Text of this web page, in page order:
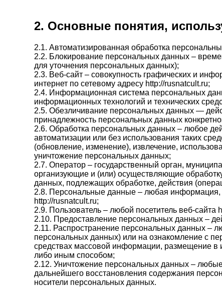
2. Основные понятия,
2.1. Автоматизированная обработка
2.2. Блокирование персональных данных –
для уточнения персональных данных);
2.3. Веб-сайт – совокупность графических и
интернет по сетевому адресу http://rusnatcult.ru;
2.4. Информационная система персональных
информационных технологий и технических
2.5. Обезличивание персональных данных —
принадлежность персональных данных
2.6. Обработка персональных данных – любое
автоматизации или без использования таких
(обновление, изменение), извлечение,
уничтожение персональных данных;
2.7. Оператор – государственный орган,
организующие и (или) осуществляющие
данных, подлежащих обработке, действия
2.8. Персональные данные – любая информация,
http://rusnatcult.ru;
2.9. Пользователь – любой посетитель веб-сайта
2.10. Предоставление персональных данных –
2.11. Распространение персональных данных –
персональных данных) или на ознакомление с
средствах массовой информации, размещение в
либо иным способом;
2.12. Уничтожение персональных данных –
дальнейшего восстановления содержания
носители персональных данных.